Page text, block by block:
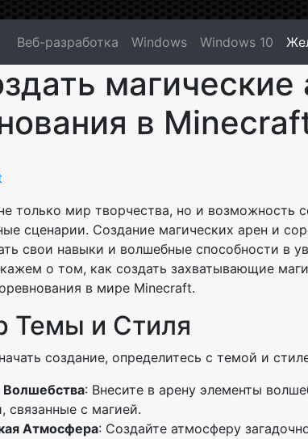
Веб-разработка Windows Windows 10
в
только мир творчества, но и возможность
сценарии. Создание магических арен и
свои навыки и волшебные способности в
о том, как создать захватывающие
в мире Minecraft.
Темы и Стиля
создание, определитесь с темой и
: Внесите в арену элементы
связанные с магией.
Атмосфера: Создайте атмосферу